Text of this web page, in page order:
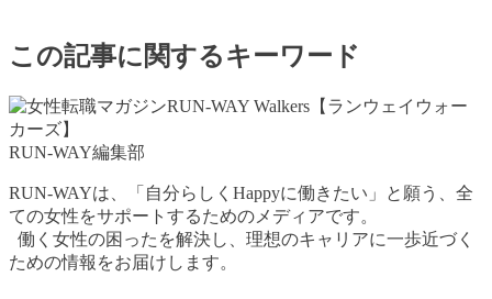
この記事に関するキーワード
RUN-WAY編集部
RUN-WAYは、「自分らしくHappyに働きたい」と願う、全
ての女性をサポートするためのメディアです。
働く女性の困ったを解決し、理想のキャリアに一歩近づく
ための情報をお届けします。